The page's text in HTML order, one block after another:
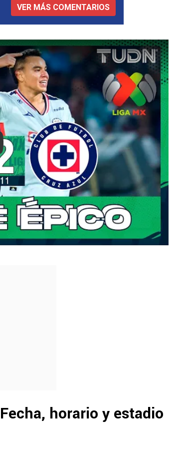
VER MÁS COMENTARIOS
horario y estadio